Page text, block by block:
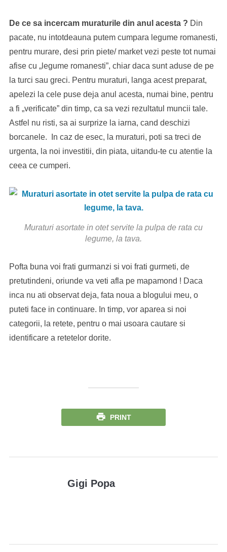
De ce sa incercam muraturile din anul acesta ? Din
pacate, nu intotdeauna putem cumpara legume romanesti,
pentru murare, desi prin piete/ market vezi peste tot numai
afise cu „legume romanesti”, chiar daca sunt aduse de pe
la turci sau greci. Pentru muraturi, langa acest preparat,
apelezi la cele puse deja anul acesta, numai bine, pentru
a fi „verificate” din timp, ca sa vezi rezultatul muncii tale.
Astfel nu risti, sa ai surprize la iarna, cand deschizi
borcanele. In caz de esec, la muraturi, poti sa treci de
urgenta, la noi investitii, din piata, uitandu-te cu atentie la
ceea ce cumperi.
Muraturi asortate in otet servite la pulpa de rata cu
legume, la tava.
Pofta buna voi frati gurmanzi si voi frati gurmeti, de
pretutindeni, oriunde va veti afla pe mapamond ! Daca
inca nu ati observat deja, fata noua a blogului meu, o
puteti face in continuare. In timp, vor aparea si noi
categorii, la retete, pentru o mai usoara cautare si
identificare a retetelor dorite.
PRINT
Gigi Popa